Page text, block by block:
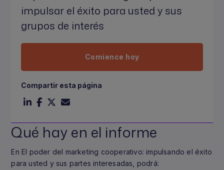
Qué hay en el informe
En El poder del marketing cooperativo: impulsando el éxito
para usted y sus partes interesadas, podrá:
impulsar el éxito para usted y sus
grupos de interés
Comience hoy
Compartir esta página